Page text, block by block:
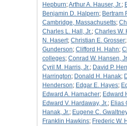
Hepburn;Arthur A. Hauser, Jr.;
Benjamin D. Halpern; Bertram
Cambridge, Massachusetts;
Charles L. Hall, Jr.; Charles W.
N. Hasert; Christian E. Grosser;
Gunderson; Clifford H. Hahn;
colleges; Conrad W. Hansen,
Cyril M. Harris, Jr.; David P.
Harrington; Donald H. Hanak;
Henderson; Edgar E. Hayes;
Edward A. Hamacher; Edward
Edward V. Hardaway, Jr.; Elias
Hanak, Jr.; Eugene C.
Franklin Hawkins; Frederic W.